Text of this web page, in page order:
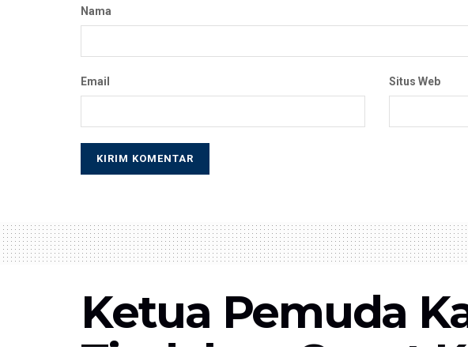
Nama
Email Situs Web
Ketua Pemuda